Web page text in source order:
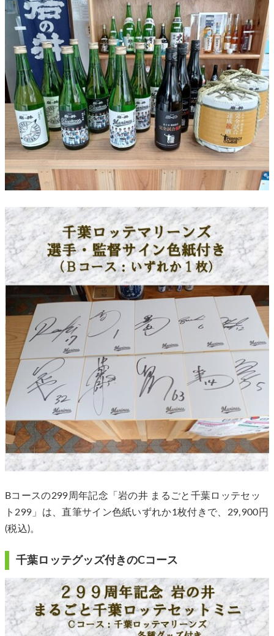
Bコースの299周年記念「岩の井 まるごと千葉ロッテセッ
ト299」は、直筆サイン色紙いずれか1枚付きで、29,900円
(税込)。
千葉ロッテグッズ付きのCコース